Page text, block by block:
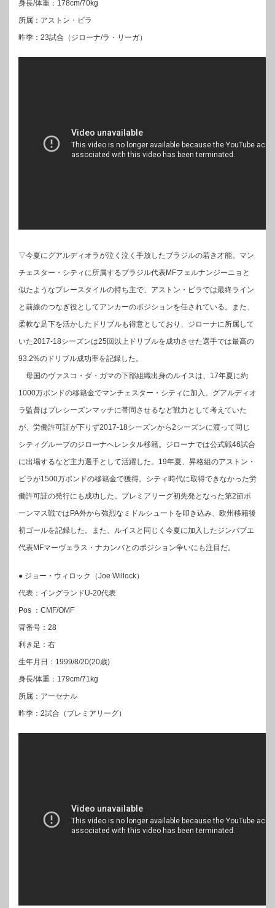
身長/体重：178cm/70kg
所属：アストン・ビラ
昨季：23試合（ジローナ/ラ・リーガ）
▽今夏にグアルディオラが泣く泣く手放したブラジルの若き才能。マン
チェスター・シティに所属するブラジル代表MFフェルナンジーニョと
似たようなプレースタイルの持ち主で、アストン・ビラでは最終ライン
と前線のつなぎ役としてアンカーのポジションを任されている。また、
柔軟な足下を活かしたドリブルも得意としており、ジローナに所属して
いた2017-18シーズンは25回以上ドリブルを成功させた選手では最高の
93.2%のドリブル成功率を記録した。
母国のヴァスコ・ダ・ガマの下部組織出身のルイスは、17年夏に約
1000万ポンドの移籍金でマンチェスター・シティに加入。グアルディオ
ラ監督はプレシーズンマッチに帯同させるなど戦力として考えていた
が、労働許可証が下りず2017-18シーズンから2シーズンに渡って同じ
シティグループのジローナへレンタル移籍。ジローナでは公式戦46試合
に出場するなど主力選手として活躍した。19年夏、昇格組のアストン・
ビラが1500万ポンドの移籍金で獲得。シティ時代に取得できなかった労
働許可証の発行にも成功した。プレミアリーグ初先発となった第2節ボ
ーンマス戦ではPA外から強烈なミドルシュートを叩き込み、欧州移籍後
初ゴールを記録した。また、ルイスと同じく今夏に加入したジンバブエ
代表MFマーヴェラス・ナカンバとのポジション争いにも注目だ。
● ジョー・ウィロック（Joe Willock）
代表：イングランドU-20代表
Pos ：CMF/OMF
背番号：28
利き足：右
生年月日：1999/8/20(20歳)
身長/体重：179cm/71kg
所属：アーセナル
昨季：2試合（プレミアリーグ）